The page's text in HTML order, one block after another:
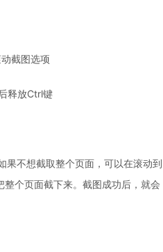
截图选项
释放Ctrl键
果不想截取整个页面，可以在滚动到
整个页面截下来。截图成功后，就会